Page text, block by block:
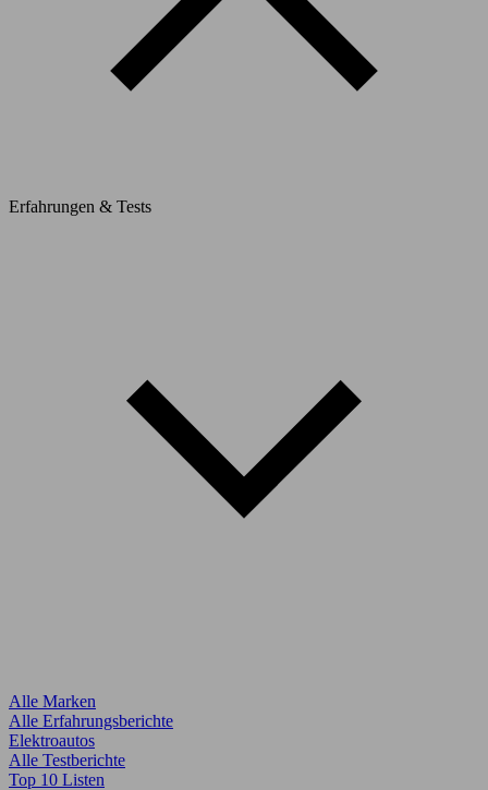
Erfahrungen & Tests
Alle Marken
Alle Erfahrungsberichte
Elektroautos
Alle Testberichte
Top 10 Listen